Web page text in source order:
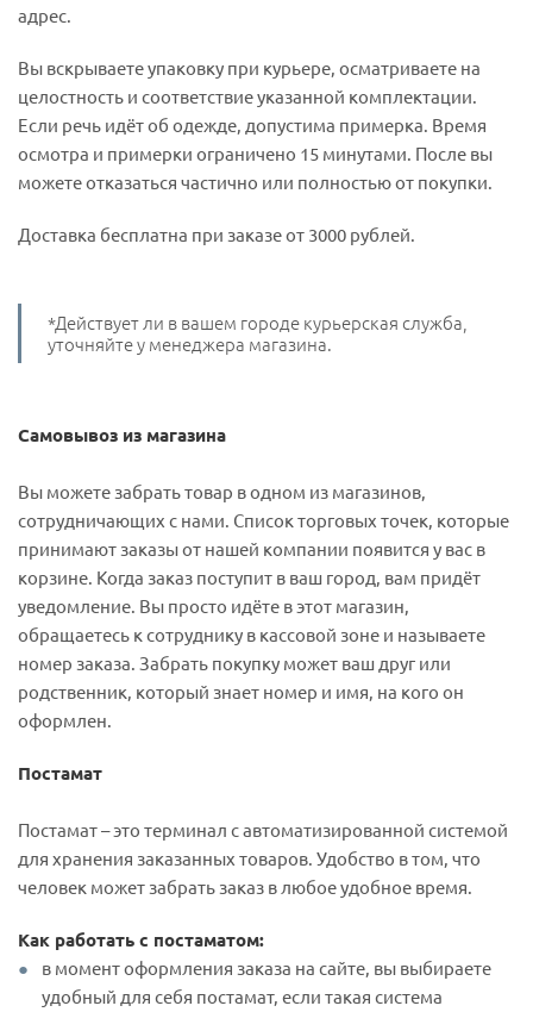
адрес.
Вы вскрываете упаковку при курьере, осматриваете на
целостность и соответствие указанной комплектации.
Если речь идёт об одежде, допустима примерка. Время
осмотра и примерки ограничено 15 минутами. После вы
можете отказаться частично или полностью от покупки.
Доставка бесплатна при заказе от 3000 рублей.
*Действует ли в вашем городе курьерская служба,
уточняйте у менеджера магазина.
Самовывоз из магазина
Вы можете забрать товар в одном из магазинов,
сотрудничающих с нами. Список торговых точек, которые
принимают заказы от нашей компании появится у вас в
корзине. Когда заказ поступит в ваш город, вам придёт
уведомление. Вы просто идёте в этот магазин,
обращаетесь к сотруднику в кассовой зоне и называете
номер заказа. Забрать покупку может ваш друг или
родственник, который знает номер и имя, на кого он
оформлен.
Постамат
Постамат – это терминал с автоматизированной системой
для хранения заказанных товаров. Удобство в том, что
человек может забрать заказ в любое удобное время.
Как работать с постаматом:
в момент оформления заказа на сайте, вы выбираете
удобный для себя постамат, если такая система